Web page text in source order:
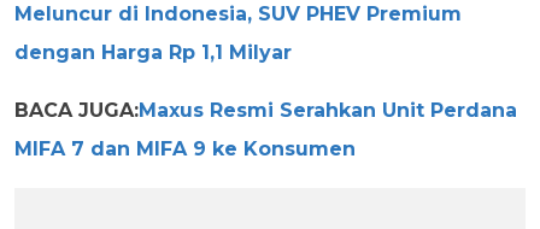
Meluncur di Indonesia, SUV PHEV Premium
dengan Harga Rp 1,1 Milyar
BACA JUGA:Maxus Resmi Serahkan Unit Perdana
MIFA 7 dan MIFA 9 ke Konsumen